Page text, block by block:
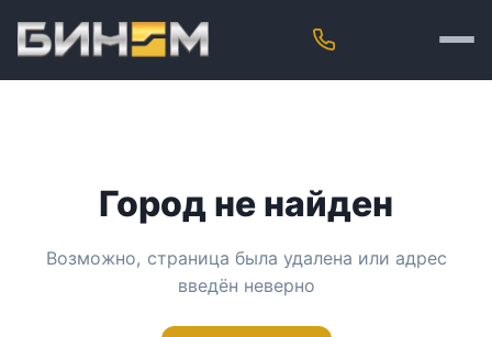
Город не найден
Возможно, страница была удалена или адрес
введён неверно